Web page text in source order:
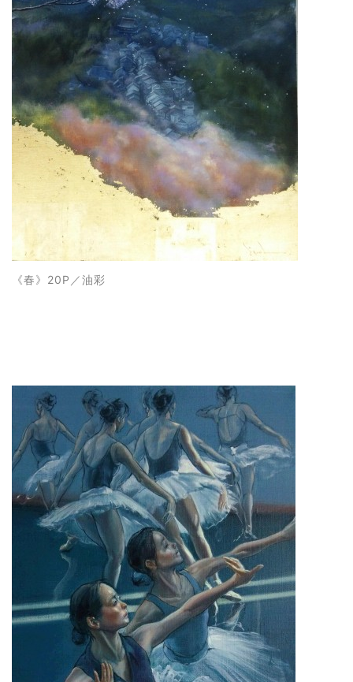
《春》20P ／油彩